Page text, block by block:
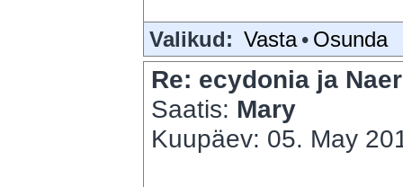
Valikud: Vasta • Osunda
Re: ecydonia ja
Saatis: Mary
Kuupäev: 05. May